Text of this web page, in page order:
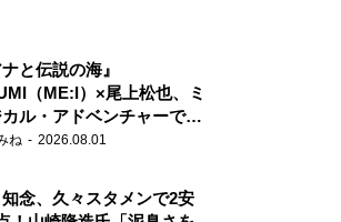
ナと伝説の海』
（ME:I）×尾上松也、ミ
ル・アドベンチャーで美
せる
ね 2026.08.01
知念、久々スタメンで2安